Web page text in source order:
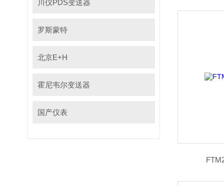
川仪PDS变送器
罗斯蒙特
北京E+H
霍尼韦尔变送器
国产仪表